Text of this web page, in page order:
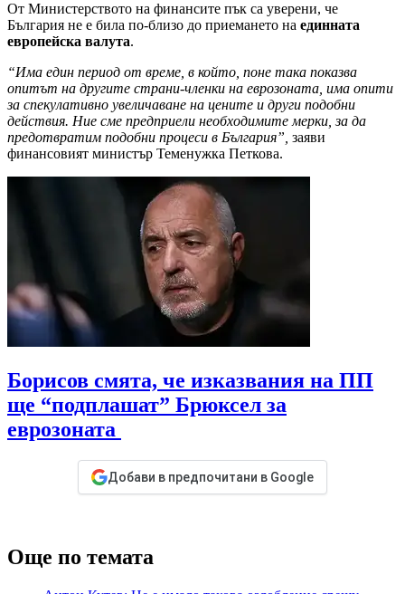
От Министерството на финансите пък са уверени, че
България не е била по-близо до приемането на единната
европейска валута.
“Има един период от време, в който, поне така показва
опитът на другите страни-членки на еврозоната, има опити
за спекулативно увеличаване на цените и други подобни
действия. Ние сме предприели необходимите мерки, за да
предотвратим подобни процеси в България”, заяви
финансовият министър Теменужка Петкова.
Борисов смята, че изказвания на ПП
ще “подплашат” Брюксел за
еврозоната
Добави в предпочитани в Google
Още по темата